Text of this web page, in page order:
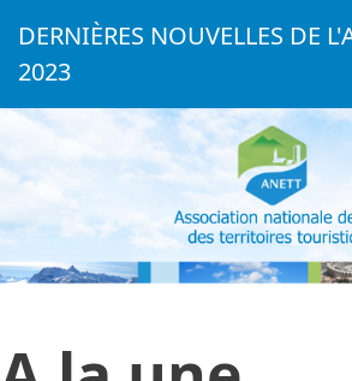
DERNIÈRES NOUVELLES DE
2023